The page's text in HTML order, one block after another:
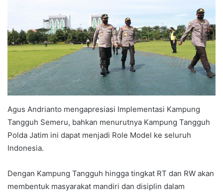
Agus Andrianto mengapresiasi Implementasi Kampung
Tangguh Semeru, bahkan menurutnya Kampung Tangguh
Polda Jatim ini dapat menjadi Role Model ke seluruh
Indonesia.
Dengan Kampung Tangguh hingga tingkat RT dan RW akan
membentuk masyarakat mandiri dan disiplin dalam